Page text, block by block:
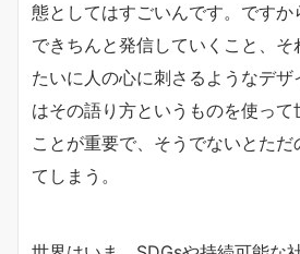
態としてはすごいんです。です
できちんと発信していくこと、
たいに人の心に刺さるようなデ
はその語り方というものを使って
ことが重要で、そうでないとた
てしまう。